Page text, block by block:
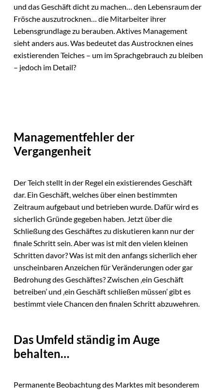
und das Geschäft dicht zu machen… den Lebensraum der
Frösche auszutrocknen… die Mitarbeiter ihrer
Lebensgrundlage zu berauben. Aktives Management
sieht anders aus. Was bedeutet das Austrocknen eines
existierenden Teiches – um im Sprachgebrauch zu bleiben
– jedoch im Detail?
Managementfehler der
Vergangenheit
Der Teich stellt in der Regel ein existierendes Geschäft
dar. Ein Geschäft, welches über einen bestimmten
Zeitraum aufgebaut und betrieben wurde. Dafür wird es
sicherlich Gründe gegeben haben. Jetzt über die
Schließung des Geschäftes zu diskutieren kann nur der
finale Schritt sein. Aber was ist mit den vielen kleinen
Schritten davor? Was ist mit den anfangs sicherlich eher
unscheinbaren Anzeichen für Veränderungen oder gar
Bedrohung des Geschäftes? Zwischen ‚ein Geschäft
betreiben’ und ‚ein Geschäft schließen müssen’ gibt es
bestimmt viele Chancen den finalen Schritt abzuwehren.
Das Umfeld ständig im Auge
behalten…
Permanente Beobachtung des Marktes mit besonderem